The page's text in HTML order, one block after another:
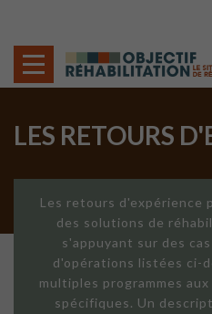
LES RETOURS
Les retours d'expérience
des solutions de
s'appuyant sur des
d'opérations listées ci-
multiples programmes
spécifiques. Un